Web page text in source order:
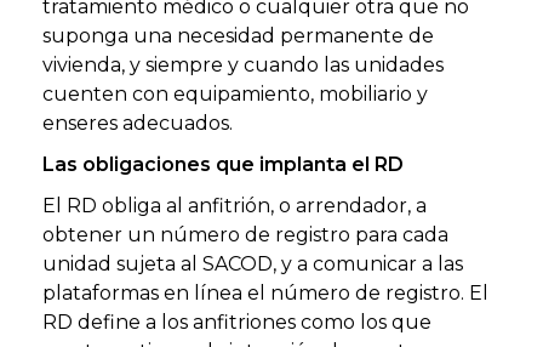
tratamiento médico o cualquier otra que no
suponga una necesidad permanente de
vivienda, y siempre y cuando las unidades
cuenten con equipamiento, mobiliario y
enseres adecuados.
Las obligaciones que implanta el RD
El RD obliga al anfitrión, o arrendador, a
obtener un número de registro para cada
unidad sujeta al SACOD, y a comunicar a las
plataformas en línea el número de registro. El
RD define a los anfitriones como los que